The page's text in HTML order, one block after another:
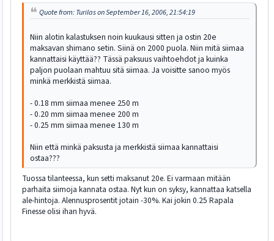
Quote from: Turilas on September 16, 2006, 21:54:19
Niin alotin kalastuksen noin kuukausi sitten ja ostin 20e
maksavan shimano setin. Siinä on 2000 puola. Niin mitä siimaa
kannattaisi käyttää?? Tässä paksuus vaihtoehdot ja kuinka
paljon puolaan mahtuu sitä siimaa. Ja voisitte sanoo myös
minkä merkkistä siimaa.
- 0.18 mm siimaa menee 250 m
- 0.20 mm siimaa menee 200 m
- 0.25 mm siimaa menee 130 m
Niin että minkä paksusta ja merkkistä siimaa kannattaisi
ostaa???
Tuossa tilanteessa, kun setti maksanut 20e. Ei varmaan mitään
parhaita siimoja kannata ostaa. Nyt kun on syksy, kannattaa katsella
ale-hintoja. Alennusprosentit jotain -30%. Kai jokin 0.25 Rapala
Finesse olisi ihan hyvä.